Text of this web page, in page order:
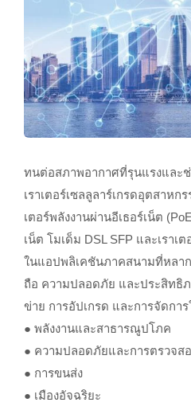
ทนต่อสภาพอากาศที่รุนแรงแล
เราเตอร์เซลลูลาร์เกรดอุตสาหก
เตอร์พลังงานผ่านอีเธอร์เน็ต
เน็ต โมเด็ม DSL SFP และเราเ
ในแอปพลิเคชันภาคสนามที่หลา
ถือ ความปลอดภัย และประสิทธิ
ข่าย การอัปเกรด และการจัดการ
● พลังงานและสาธารณูปโภค
● ความปลอดภัยและการตรวจส
● การขนส่ง
● เมืองอัจฉริยะ